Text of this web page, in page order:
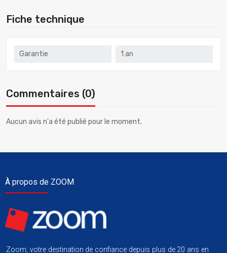
Fiche technique
Garantie 1 an
Commentaires (0)
Aucun avis n'a été publié pour le moment.
À propos de ZOOM
Zoom, votre destination de confiance depuis plus de 20 ans en